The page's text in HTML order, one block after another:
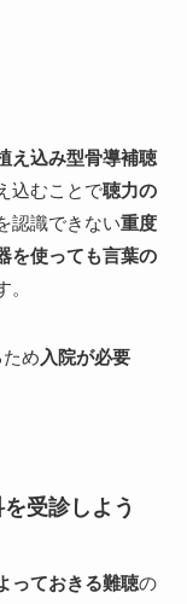
え込み型骨導補聴
込むことで聴力の
認識できない重度
を使っても言葉の
め入院が必要
受診しよう
っておきる難聴の